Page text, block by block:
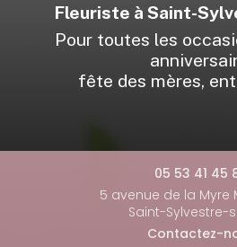
Fleuriste à Saint-
Pour toutes les
fête des mères,
05 53 41 45
5 avenue de la Myre
Saint-Sylvestre-
Contactez-